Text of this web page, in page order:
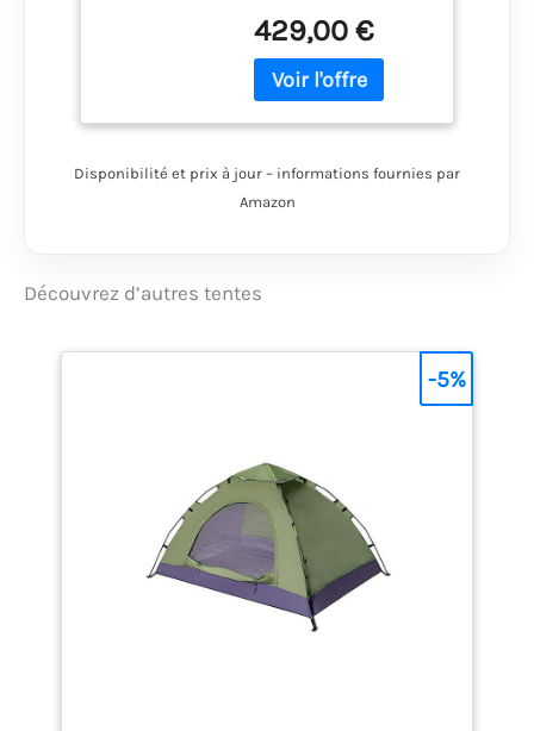
pour la famille, les
amis et beaucoup de
bagages et de
également office de
offrent de l'espace
moustiquaire à l'entrée
de sommeil ✔ Rapide
et facile à monter
malgré la taille - les
arceaux marqués de
couleur et les
instructions claires
aident à l'assemblage.
Particulièrement
429,00 €
Disponibilité et prix à jour – informations fournies par
Amazon
Découvrez d’autres tentes
-5%